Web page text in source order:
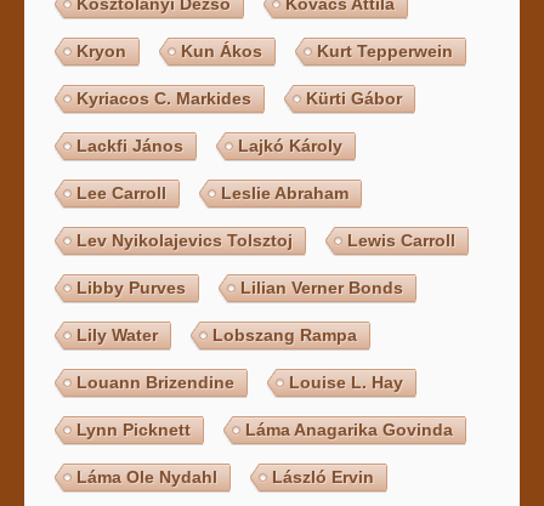
Kryon Kun Ákos Kurt Tepperwein
Kyriacos C. Markides Kürti Gábor
Lackfi János Lajkó Károly
Lee Carroll Leslie Abraham
Lev Nyikolajevics Tolsztoj Lewis Carroll
Libby Purves Lilian Verner Bonds
Lily Water Lobszang Rampa
Louann Brizendine Louise L. Hay
Lynn Picknett Láma Anagarika Govinda
Láma Ole Nydahl László Ervin